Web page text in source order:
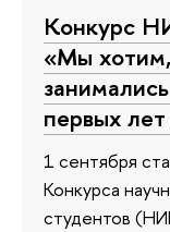
Конкурс
«Мы
первых
1 сентября
Конкурса
студентов